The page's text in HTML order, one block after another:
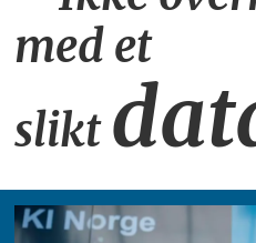
med et
slikt